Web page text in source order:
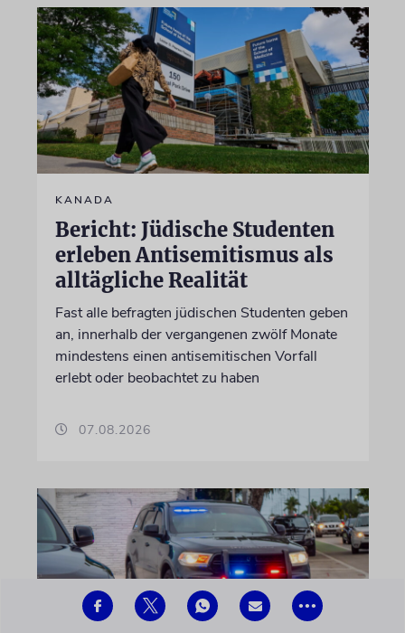
•••
KANADA
Bericht: Jüdische Studenten
erleben Antisemitismus als
alltägliche Realität
Fast alle befragten jüdischen Studenten geben
an, innerhalb der vergangenen zwölf Monate
mindestens einen antisemitischen Vorfall
erlebt oder beobachtet zu haben
07.08.2026